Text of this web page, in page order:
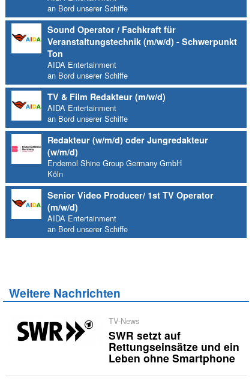
an Bord unserer Schiffe
Sound Operator / Fachkraft für
Veranstaltungstechnik (m/w/d) - Schwerpunkt
Ton
AIDA Entertainment
an Bord unserer Schiffe
TV & Film Redakteur (m/w/d)
AIDA Entertainment
an Bord unserer Schiffe
Redakteur (w/m/d) oder Jungredakteur
(w/m/d)
Endemol Shine Group Germany GmbH
Köln
Senior Video Producer/ 1st TV Operator
(m/w/d)
AIDA Entertainment
an Bord unserer Schiffe
Weitere Nachrichten
TV-News
SWR setzt auf
Rettungseinsätze und ein
Leben ohne Smartphone